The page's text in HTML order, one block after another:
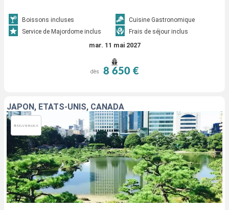
Boissons incluses
Cuisine Gastronomique
Service de Majordome inclus
Frais de séjour inclus
mar. 11 mai 2027
dès 8 650 €
JAPON, ÉTATS-UNIS, CANADA